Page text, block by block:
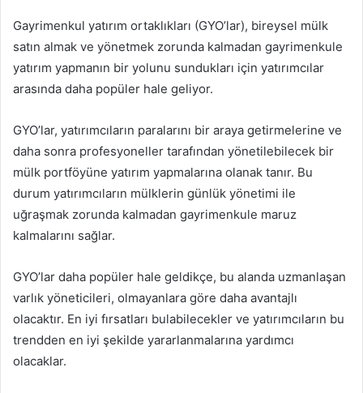
Gayrimenkul yatırım ortaklıkları (GYO’lar), bireysel mülk
satın almak ve yönetmek zorunda kalmadan gayrimenkule
yatırım yapmanın bir yolunu sundukları için yatırımcılar
arasında daha popüler hale geliyor.
GYO’lar, yatırımcıların paralarını bir araya getirmelerine ve
daha sonra profesyoneller tarafından yönetilebilecek bir
mülk portföyüne yatırım yapmalarına olanak tanır. Bu
durum yatırımcıların mülklerin günlük yönetimi ile
uğraşmak zorunda kalmadan gayrimenkule maruz
kalmalarını sağlar.
GYO’lar daha popüler hale geldikçe, bu alanda uzmanlaşan
varlık yöneticileri, olmayanlara göre daha avantajlı
olacaktır. En iyi fırsatları bulabilecekler ve yatırımcıların bu
trendden en iyi şekilde yararlanmalarına yardımcı
olacaklar.